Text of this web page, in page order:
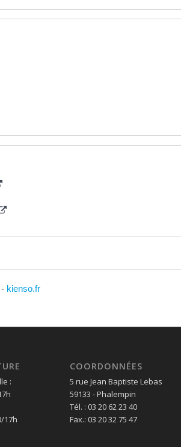
- kienso.fr
:
17h
COORDONNÉES
5 rue Jean Baptiste Lebas
59133 - Phalempin
Tél. : 03 20 62 23 40
Fax.: 03 20 32 75 47